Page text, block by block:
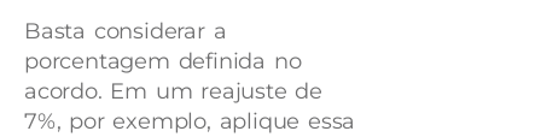
Basta considerar a
porcentagem definida no
acordo. Em um reajuste de
7%, por exemplo, aplique essa